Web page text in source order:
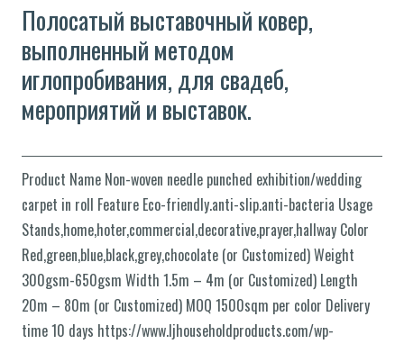
Полосатый выставочный ковер,
выполненный методом
иглопробивания, для свадеб,
мероприятий и выставок.
Product Name Non-woven needle punched exhibition/wedding
carpet in roll Feature Eco-friendly.anti-slip.anti-bacteria Usage
Stands,home,hoter,commercial,decorative,prayer,hallway Color
Red,green,blue,black,grey,chocolate (or Customized) Weight
300gsm-650gsm Width 1.5m – 4m (or Customized) Length
20m – 80m (or Customized) MOQ 1500sqm per color Delivery
time 10 days https://www.ljhouseholdproducts.com/wp-